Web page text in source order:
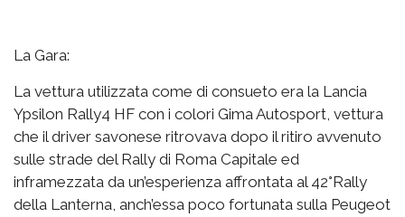
La Gara:
La vettura utilizzata come di consueto era la Lancia
Ypsilon Rally4 HF con i colori Gima Autosport, vettura
che il driver savonese ritrovava dopo il ritiro avvenuto
sulle strade del Rally di Roma Capitale ed
inframezzata da un’esperienza affrontata al 42°Rally
della Lanterna, anch’essa poco fortunata sulla Peugeot